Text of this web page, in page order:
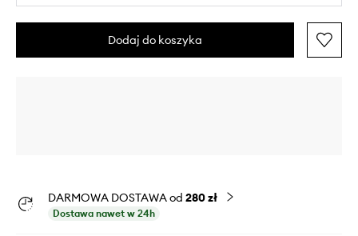
Dodaj do koszyka
DARMOWA DOSTAWA od 280 zł
Dostawa nawet w 24h